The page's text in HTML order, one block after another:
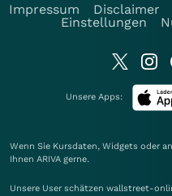
Impressum
Disclaimer
Einstellungen
Unsere Apps:
Wenn Sie Kursdaten, Widgets oder
Ihnen ARIVA gerne.
Unsere User schätzen wallstreet-